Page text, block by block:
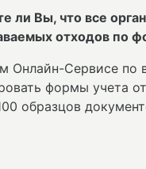
ли Вы, что все
отходов по
Онлайн-Сервисе по
формы учета
образцов